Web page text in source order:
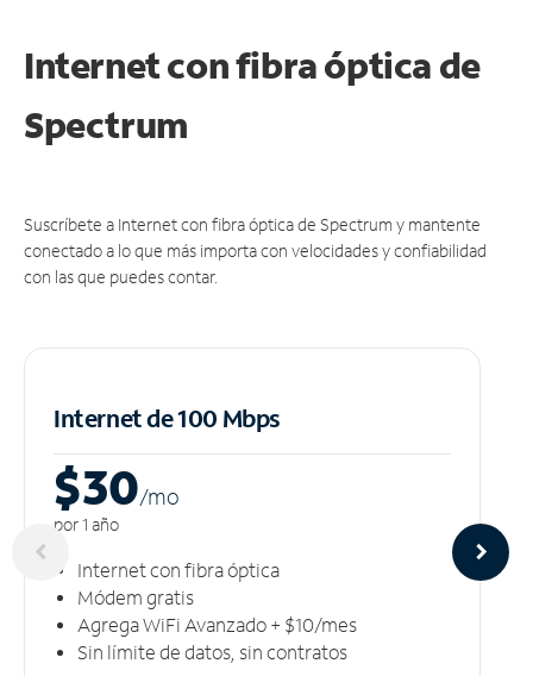
Internet con fibra óptica de
Spectrum
Suscríbete a Internet con fibra óptica de Spectrum y mantente
conectado a lo que más importa con velocidades y confiabilidad
con las que puedes contar.
Internet de 100 Mbps
$30/mo
por 1 año
Internet con fibra óptica
Módem gratis
Agrega WiFi Avanzado + $10/mes
Sin límite de datos, sin contratos